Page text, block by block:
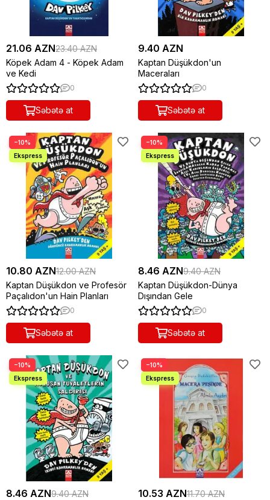
21.06 AZN23.40 AZN
Köpek Adam 4 - Köpek Adam
ve Kedi
0
Səbətə at
9.40 AZN
Kaptan Düşükdon'un
Maceraları
0
Səbətə at
−10%
10.80 AZN12.00 AZN
Kaptan Düşükdon ve Profesör
Paçalıdon'un Hain Planları
0
Səbətə at
−10%
8.46 AZN9.40 AZN
Kaptan Düşükdon-Dünya
Dışından Gele
0
Səbətə at
−10%
8.46 AZN9.40 AZN
−10%
10.53 AZN11.70 AZN